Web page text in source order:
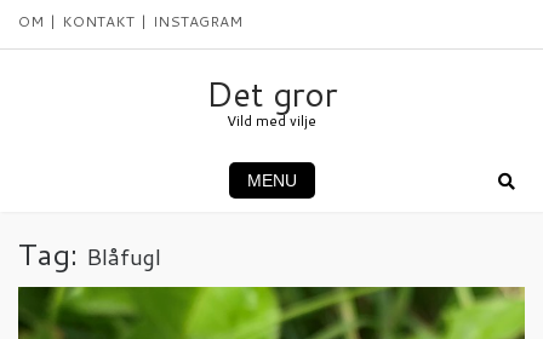
Skip
to
OM KONTAKT INSTAGRAM
Det gror
Vild med vilje
MENU
Tag: Blåfugl